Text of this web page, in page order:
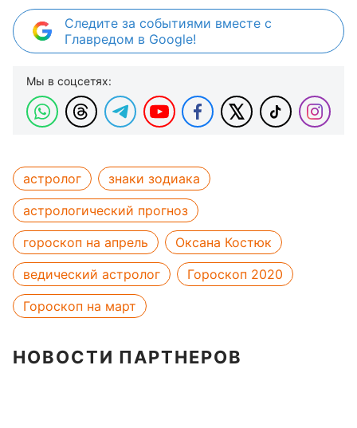
Следите за событиями вместе с
Главредом в Google!
Мы в соцсетях:
астролог
знаки зодиака
астрологический прогноз
гороскоп на апрель
Оксана Костюк
ведический астролог
Гороскоп 2020
Гороскоп на март
НОВОСТИ ПАРТНЕРОВ